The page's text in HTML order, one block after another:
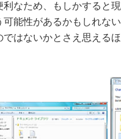
利なため、もしかすると
能性があるかもしれな
はないかとさえ思えるほ